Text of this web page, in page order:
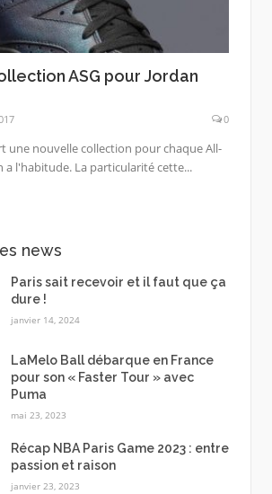
ASG pour Jordan
0
une nouvelle collection pour chaque All-
a l'habitude. La particularité cette...
news
Paris sait recevoir et il faut que ça
dure !
janvier 14, 2024
LaMelo Ball débarque en France
pour son « Faster Tour » avec
Puma
mai 23, 2023
Récap NBA Paris Game 2023 : entre
passion et raison
janvier 23, 2023